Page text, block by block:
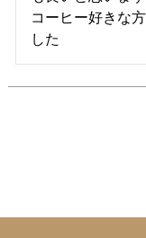
コーヒー好きな
した